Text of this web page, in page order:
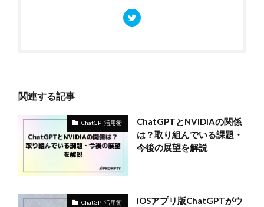
関連する記事
ChatGPT活用術
ChatGPTとNVIDIAの関係
は？取り組んでいる課題・
今後の展望を解説
ChatGPT活用術
iOSアプリ版ChatGPTがウ